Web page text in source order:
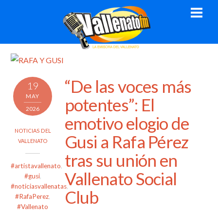
19
MAY
2026
NOTICIAS DEL
VALLENATO
#artistavallenato,
#gusi,
#noticiasvallenatas,
#RafaPerez,
#Vallenato
“De las voces más
potentes”: El
emotivo elogio de
Gusi a Rafa Pérez
tras su unión en
Vallenato Social
Club